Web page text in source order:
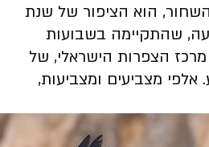
הוא הציפור של שנת
שהתקיימה בשבועות
הצפרות הישראלי, של
מצביעים ומצביעות,